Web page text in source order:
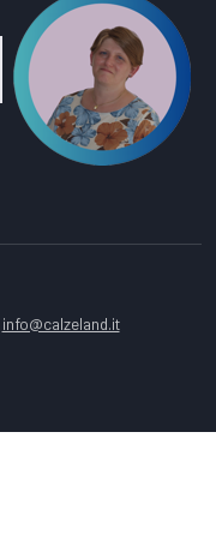
info@calzeland.it